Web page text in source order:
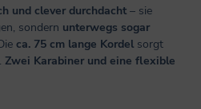
und clever durchdacht – sie
sondern unterwegs sogar
ca. 75 cm lange Kordel sorgt
Zwei Karabiner und eine flexible